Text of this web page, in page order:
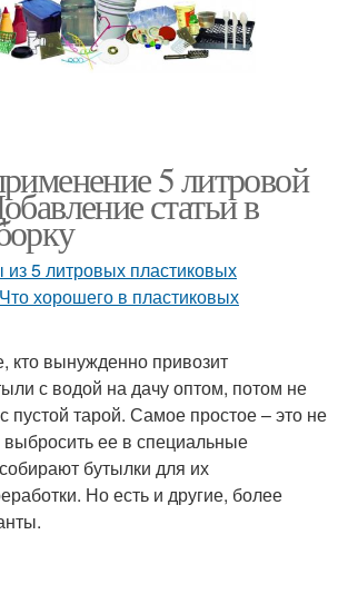
5 литровой
статьи в
кто вынужденно привозит
с водой на дачу оптом, потом не
пустой тарой. Самое простое – это не
ее в специальные
бутылки для их
Но есть и другие, более